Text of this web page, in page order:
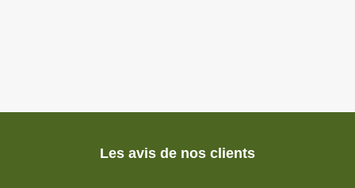
Les avis de nos clients